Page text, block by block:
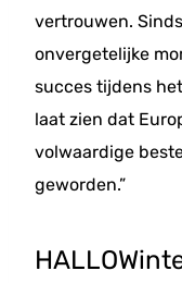
vertrouwen.
onvergetelijke
succes tijdens
laat zien dat
volwaardige
geworden.”